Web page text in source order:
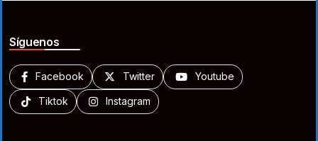
Síguenos
Facebook Twitter Youtube
Tiktok Instagram